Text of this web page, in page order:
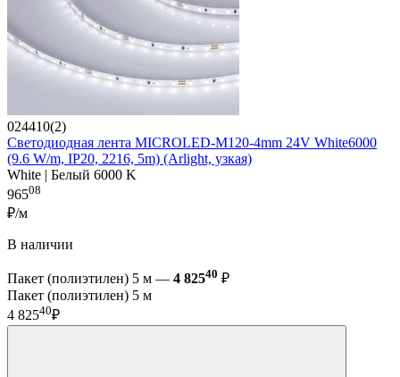
024410(2)
Светодиодная лента MICROLED-M120-4mm 24V White6000
(9.6 W/m, IP20, 2216, 5m) (Arlight, узкая)
White | Белый 6000 K
96508
₽/м
В наличии
Пакет (полиэтилен) 5 м — 4 82540 ₽
Пакет (полиэтилен) 5 м
4 82540₽